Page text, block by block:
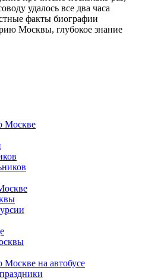
удалось все два часа
факты биографии
Москвы, глубокое знание
Москве
на автобусе